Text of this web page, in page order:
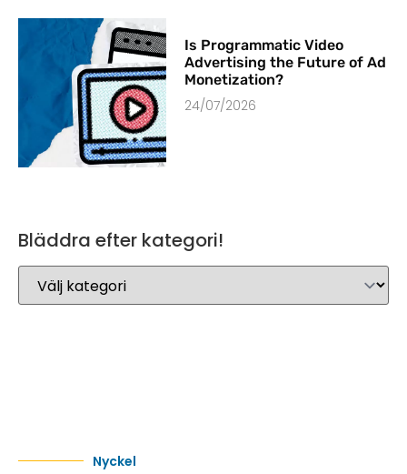
Is Programmatic Video
Advertising the Future of Ad
Monetization?
24/07/2026
Bläddra efter kategori!
Nyckel